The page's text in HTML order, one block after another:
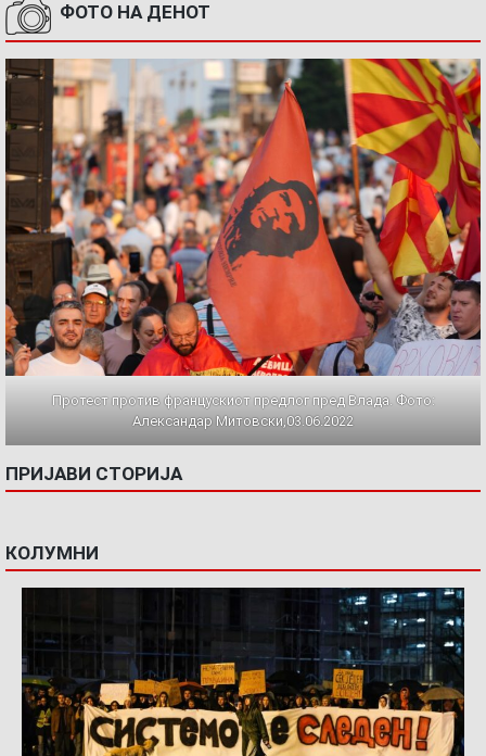
ФОТО НА ДЕНОТ
Протест против францускиот предлог пред Влада. Фото:
Александар Митовски,03.06.2022
ПРИЈАВИ СТОРИЈА
КОЛУМНИ